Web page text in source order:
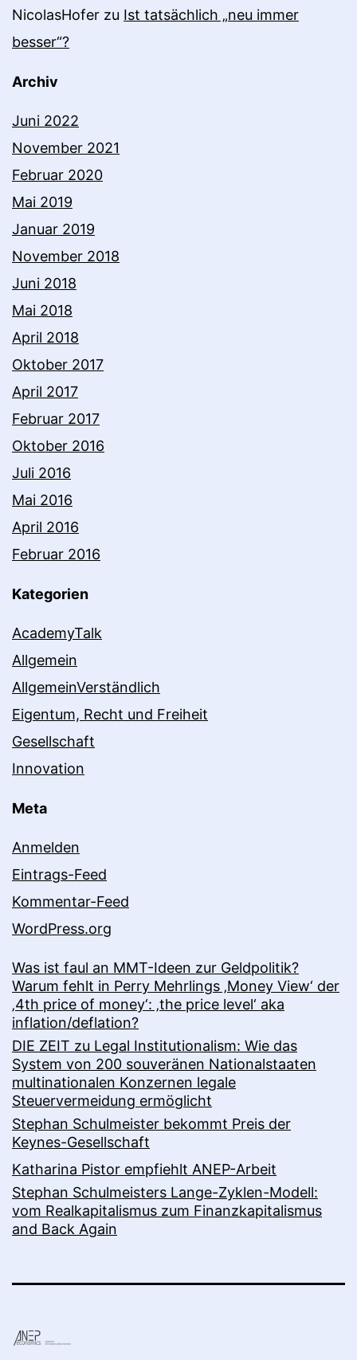
NicolasHofer zu Ist tatsächlich „neu immer
besser“?
Archiv
Juni 2022
November 2021
Februar 2020
Mai 2019
Januar 2019
November 2018
Juni 2018
Mai 2018
April 2018
Oktober 2017
April 2017
Februar 2017
Oktober 2016
Juli 2016
Mai 2016
April 2016
Februar 2016
Kategorien
AcademyTalk
Allgemein
AllgemeinVerständlich
Eigentum, Recht und Freiheit
Gesellschaft
Innovation
Meta
Anmelden
Eintrags-Feed
Kommentar-Feed
WordPress.org
Was ist faul an MMT-Ideen zur Geldpolitik?
Warum fehlt in Perry Mehrlings ‚Money View‘ der
‚4th price of money‘: ‚the price level‘ aka
inflation/deflation?
DIE ZEIT zu Legal Institutionalism: Wie das
System von 200 souveränen Nationalstaaten
multinationalen Konzernen legale
Steuervermeidung ermöglicht
Stephan Schulmeister bekommt Preis der
Keynes-Gesellschaft
Katharina Pistor empfiehlt ANEP-Arbeit
Stephan Schulmeisters Lange-Zyklen-Modell:
vom Realkapitalismus zum Finanzkapitalismus
and Back Again